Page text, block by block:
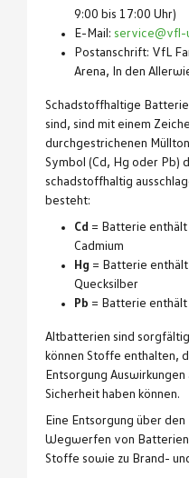
9:00 bis 17:00 Uhr)
E-Mail: service@vfl-
Postanschrift: VfL
Arena, In den
Schadstoffhaltige
sind, sind mit einem
durchgestrichenen
Symbol (Cd, Hg oder Pb)
schadstoffhaltig
besteht:
Cd = Batterie
Cadmium
Hg = Batterie
Quecksilber
Pb = Batterie
Altbatterien sind
können Stoffe enthalten,
Entsorgung
Sicherheit haben können.
Eine Entsorgung über
Wegwerfen von Batterien
Stoffe sowie zu Brand-